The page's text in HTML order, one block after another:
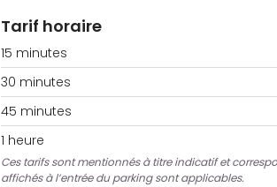
Tarif horaire
15 minutes
30 minutes
45 minutes
1 heure
Ces tarifs sont mentionnés à titre indicatif et
affichés à l’entrée du parking sont applicables.